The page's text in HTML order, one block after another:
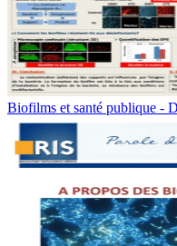
Biofilms et santé publique -